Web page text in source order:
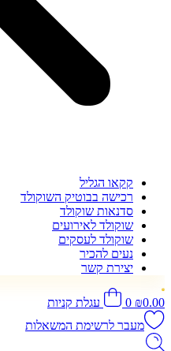
קקאו הגליל
רכישה בבוטיק השוקולד
סדנאות שוקולד
שוקולד לאירועים
שוקולד לעסקים
נעים להכיר
יצירת קשר
₪0.00
0
עגלת קניות
מעבר לרשימת המשאלות